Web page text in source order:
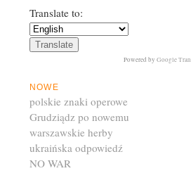
Translate to:
Powered by Google
NOWE
polskie znaki operowe
Grudziądz po nowemu
warszawskie herby
ukraińska odpowiedź
NO WAR